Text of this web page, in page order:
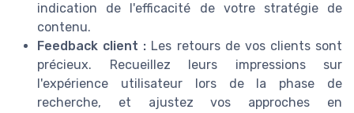
indication de l'efficacité de votre stratégie de
contenu.
Feedback client : Les retours de vos clients sont
précieux. Recueillez leurs impressions sur
l'expérience utilisateur lors de la phase de
recherche, et ajustez vos approches en